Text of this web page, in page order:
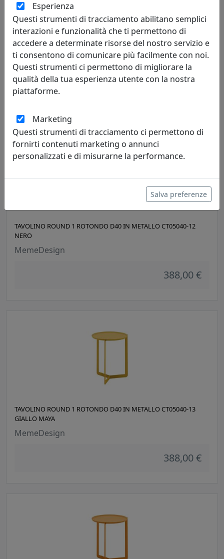
TAVOLINO ROUND 1 ROTONDO D40 IN METALLO CT05040-10
PETROLIO
MemeDesign
TAVOLINO ROUND 1 ROTONDO D40 IN METALLO CT05040-12
NERO
MemeDesign
388,00 €
TAVOLINO ROUND 1 ROTONDO D40 IN METALLO CT05040-13
GIALLO MAYA
MemeDesign
388,00 €
Esperienza
Questi strumenti di tracciamento abilitano semplici
interazioni e funzionalità che ti permettono di
accedere a determinate risorse del nostro servizio e
ti consentono di comunicare più facilmente con noi.
Questi strumenti ci permettono di migliorare la
qualità della tua esperienza utente con la nostra
piattaforme.
Marketing
Questi strumenti di tracciamento ci permettono di
fornirti contenuti marketing o annunci
personalizzati e di misurarne la performance.
Salva preferenze